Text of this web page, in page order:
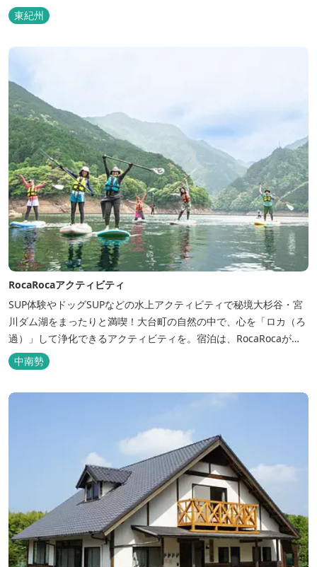
東紀州
RocaRocaアクティビティ
SUP体験やドッグSUPなどの水上アクティビティで秘境大杉谷・宮
川ダム湖をまったりと満喫！大台町の自然の中で、心を「ロカ（ろ
過）」して浄化できるアクティビティを。宿泊は、RocaRocaが運
営する「キャンプスタイルの宿やまがら」へ！
中南勢